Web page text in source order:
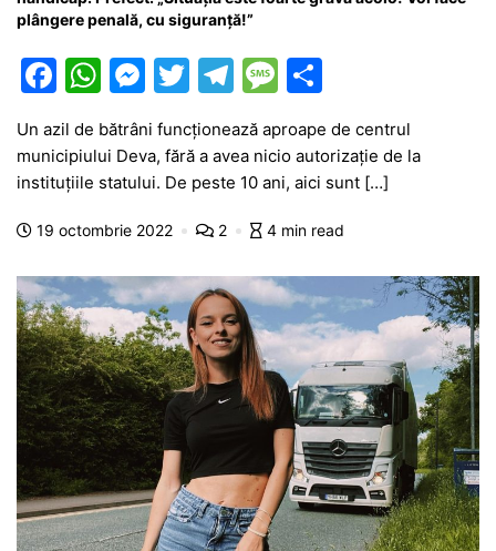
plângere penală, cu siguranță!”
F
a
c
e
b
o
k
W
at
s
A
p
M
e
s
s
e
g
er
T
w
itt
er
T
e
gr
a
m
M
s
s
a
e
ta
je
a
ă
Un azil de bătrâni funcționează aproape de centrul
municipiului Deva, fără a avea nicio autorizație de la
instituțiile statului. De peste 10 ani, aici sunt […]
19 octombrie 2022 2 4 min read